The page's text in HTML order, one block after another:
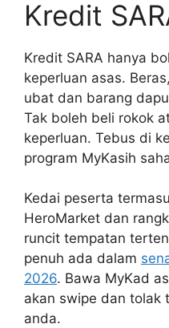
Kredit
Kredit SARA hanya
keperluan asas.
ubat dan barang
Tak boleh beli rokok
keperluan. Tebus di
program MyKasih
Kedai peserta
HeroMarket dan
runcit tempatan
penuh ada dalam
2026. Bawa MyKad
akan swipe dan tolak
anda.